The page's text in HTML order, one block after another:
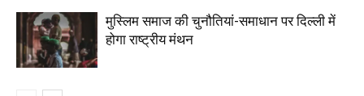
मुस्लिम समाज की चुनौतियां-समाधान पर दिल्ली में
होगा राष्ट्रीय मंथन